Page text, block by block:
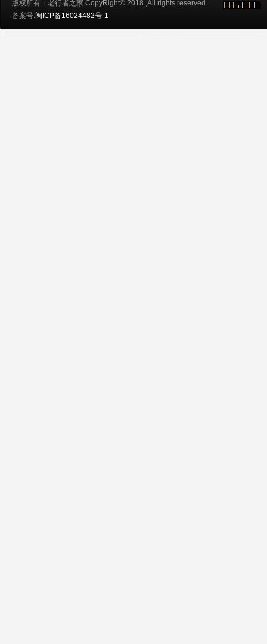
版权所有：老行者之家 CopyRight© 2018 ,All rights reserved.
备案号:闽ICP备16024482号-1